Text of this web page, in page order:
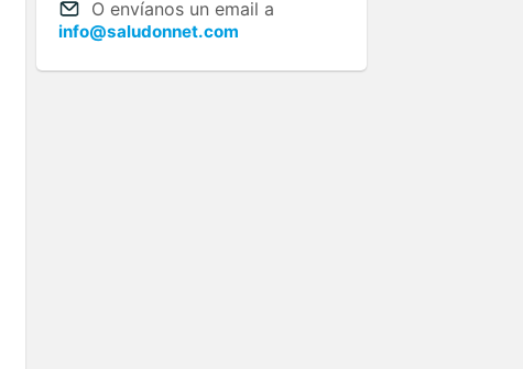
O envíanos un email a
info@saludonnet.com